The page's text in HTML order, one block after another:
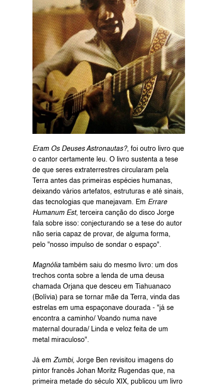
Eram Os Deuses Astronautas?, foi outro livro que
o cantor certamente leu. O livro sustenta a tese
de que seres extraterrestres circularam pela
Terra antes das primeiras espécies humanas,
deixando vários artefatos, estruturas e até sinais,
das tecnologias que manejavam. Em Errare
Humanum Est, terceira canção do disco Jorge
fala sobre isso: conjecturando se a tese do autor
não seria capaz de provar, de alguma forma,
pelo "nosso impulso de sondar o espaço".
Magnólia também saiu do mesmo livro: um dos
trechos conta sobre a lenda de uma deusa
chamada Orjana que desceu em Tiahuanaco
(Bolívia) para se tornar mãe da Terra, vinda das
estrelas em uma espaçonave dourada - "já se
encontra a caminho/ Voando numa nave
maternal dourada/ Linda e veloz feita de um
metal miraculoso".
Já em Zumbi, Jorge Ben revisitou imagens do
pintor francês Johan Moritz Rugendas que, na
primeira metade do século XIX, publicou um livro